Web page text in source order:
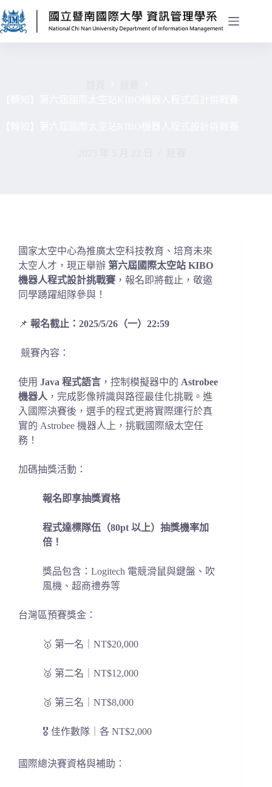
國家太空中心為推廣太空科技教育、培育未來
太空人才，現正舉辦 第六屆國際太空站 KIBO
機器人程式設計挑戰賽 ，報名即將截止，敬邀
同學踴躍組隊參與！
📌 報名截止：2025/5/26（一）22:59
競賽內容：
使用 Java 程式語言 ，控制模擬器中的 Astrobee
機器人 ，完成影像辨識與路徑最佳化挑戰。進
入國際決賽後，選手的程式更將實際運行於真
實的 Astrobee 機器人上，挑戰國際級太空任
務！
加碼抽獎活動：
報名即享抽獎資格
程式達標隊伍（80pt 以上）抽獎機率加
倍！
獎品包含：Logitech 電競滑鼠與鍵盤、吹
風機、超商禮券等
台灣區預賽獎金：
🥇 第一名｜NT$20,000
🥈 第二名｜NT$12,000
🥉 第三名｜NT$8,000
🎖️ 佳作數隊｜各 NT$2,000
國際總決賽資格與補助：